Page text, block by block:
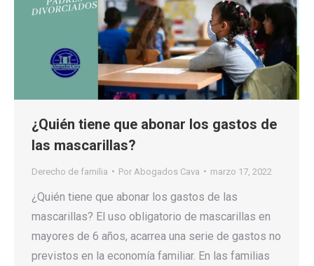
¿Quién tiene que abonar los gastos de
las mascarillas?
Derecho de familia Por Abogados Cava marzo 17, 2022
¿Quién tiene que abonar los gastos de las
mascarillas? El uso obligatorio de mascarillas en
mayores de 6 años, acarrea una serie de gastos no
previstos en la economía familiar. En las familias